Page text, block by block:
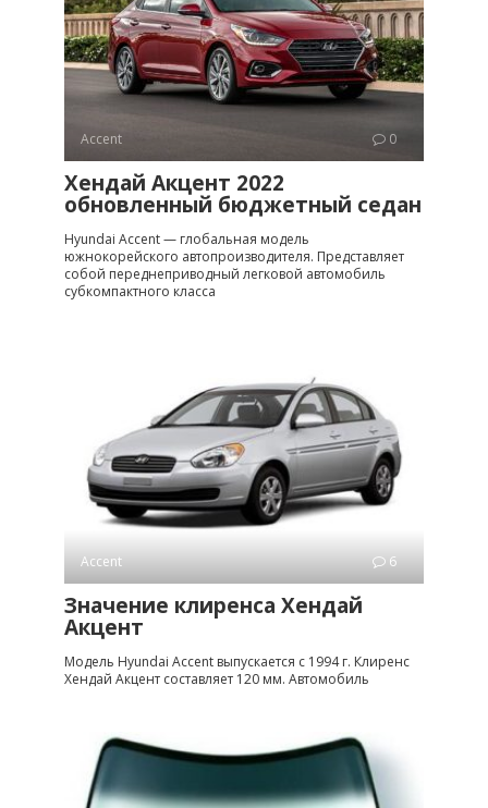
Accent 0
Хендай Акцент 2022
обновленный бюджетный седан
Hyundai Accent — глобальная модель
южнокорейского автопроизводителя. Представляет
собой переднеприводный легковой автомобиль
субкомпактного класса
Accent 6
Значение клиренса Хендай
Акцент
Модель Hyundai Accent выпускается с 1994 г. Клиренс
Хендай Акцент составляет 120 мм. Автомобиль